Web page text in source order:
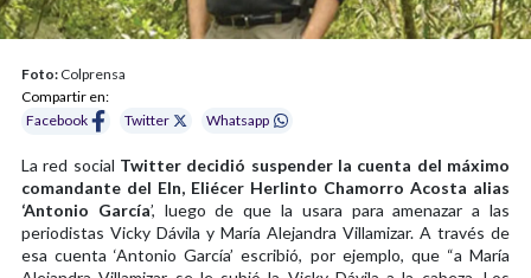
Foto: Colprensa
Compartir en:
Facebook
Twitter Whatsapp
La red social Twitter decidió suspender la cuenta del máximo
comandante del Eln, Eliécer Herlinto Chamorro Acosta alias
‘Antonio García’, luego de que la usara para amenazar a las
periodistas Vicky Dávila y María Alejandra Villamizar. A través de
esa cuenta ‘Antonio García’ escribió, por ejemplo, que “a María